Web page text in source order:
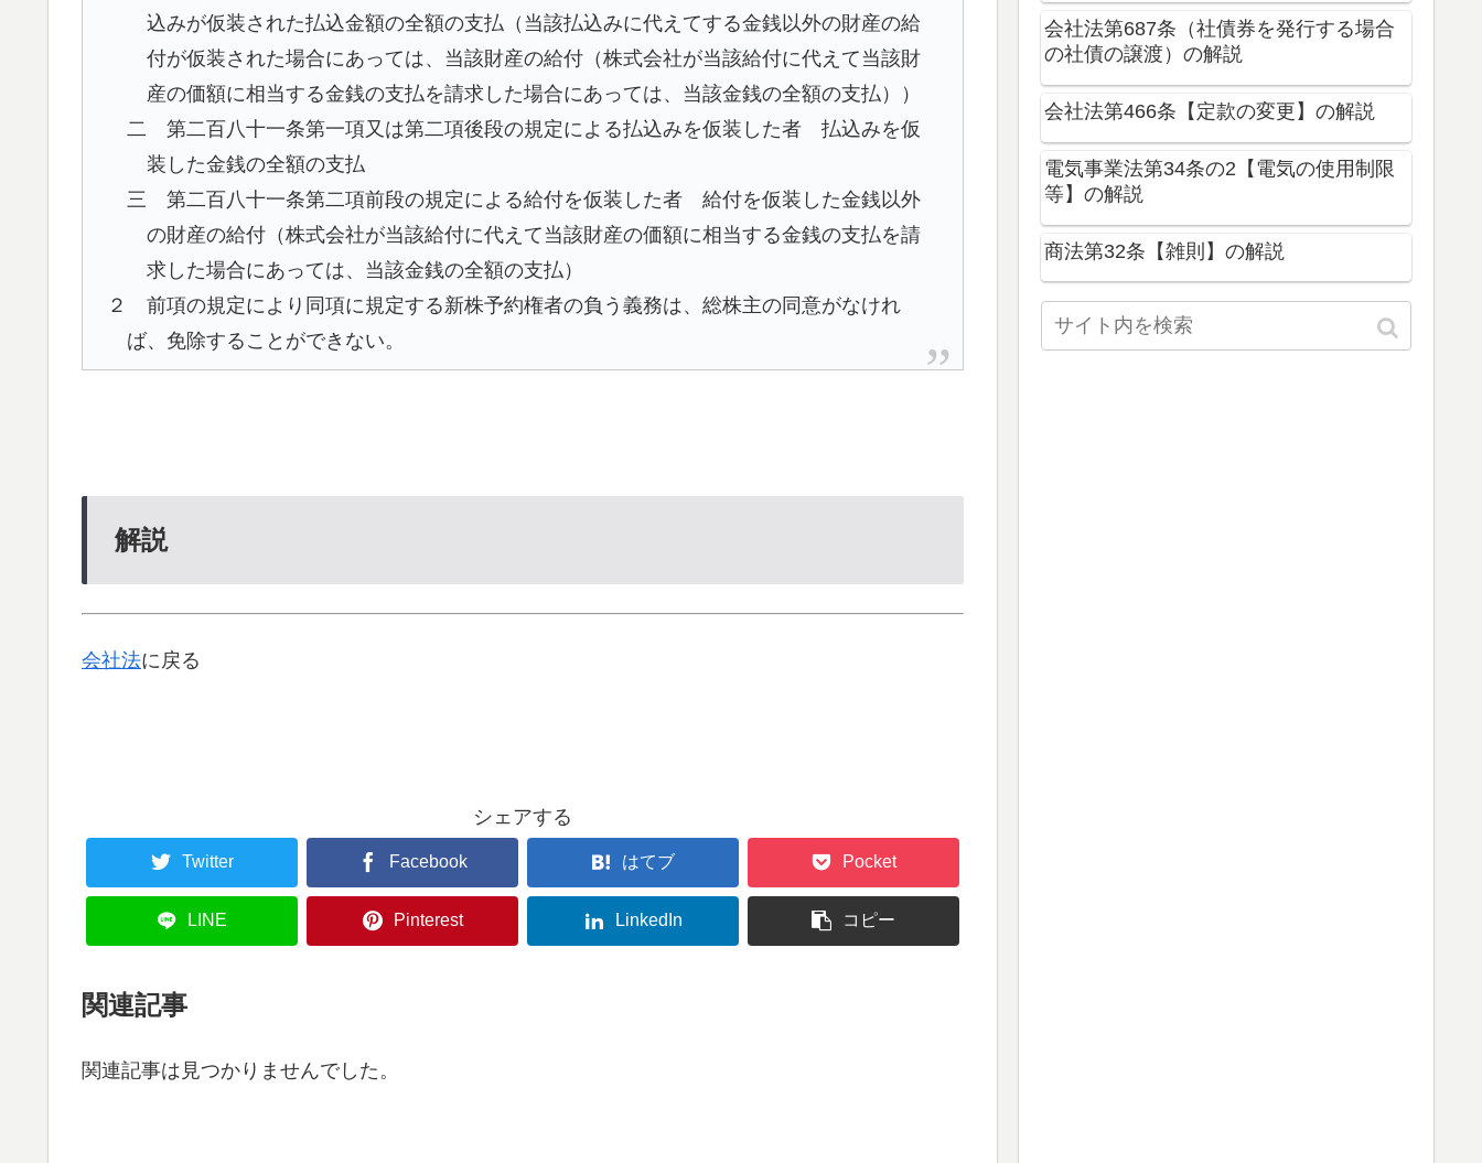
込みが仮装された払込金額の全額の支払（当該払込みに代えてする金銭以外の財産の給
付が仮装された場合にあっては、当該財産の給付（株式会社が当該給付に代えて当該財
産の価額に相当する金銭の支払を請求した場合にあっては、当該金銭の全額の支払））
二 第二百八十一条第一項又は第二項後段の規定による払込みを仮装した者 払込みを仮
装した金銭の全額の支払
三 第二百八十一条第二項前段の規定による給付を仮装した者 給付を仮装した金銭以外
の財産の給付（株式会社が当該給付に代えて当該財産の価額に相当する金銭の支払を請
求した場合にあっては、当該金銭の全額の支払）
２ 前項の規定により同項に規定する新株予約権者の負う義務は、総株主の同意がなけれ
ば、免除することができない。
解説
会社法に戻る
シェアする
Twitter Facebook はてブ Pocket
LINE Pinterest LinkedIn コピー
関連記事
関連記事は見つかりませんでした。
会社法第687条（社債券を発行する場合
の社債の譲渡）の解説
会社法第466条【定款の変更】の解説
電気事業法第34条の2【電気の使用制限
等】の解説
商法第32条【雑則】の解説